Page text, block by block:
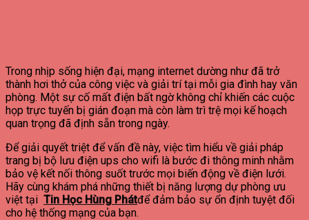
Trong nhịp sống hiện đại, mạng internet dường như đã trở
thành hơi thở của công việc và giải trí tại mỗi gia đình hay văn
phòng. Một sự cố mất điện bất ngờ không chỉ khiến các cuộc
họp trực tuyến bị gián đoạn mà còn làm trì trệ mọi kế hoạch
quan trọng đã định sẵn trong ngày.
Để giải quyết triệt để vấn đề này, việc tìm hiểu về giải pháp
trang bị bộ lưu điện ups cho wifi là bước đi thông minh nhằm
bảo vệ kết nối thông suốt trước mọi biến động về điện lưới.
Hãy cùng khám phá những thiết bị năng lượng dự phòng ưu
việt tại Tin Học Hùng Phátđể đảm bảo sự ổn định tuyệt đối
cho hệ thống mạng của bạn.